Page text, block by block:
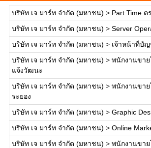
บริษัท เจ มาร์ท จำกัด (มหาชน) > Part Time ต
บริษัท เจ มาร์ท จำกัด (มหาชน) > Server
บริษัท เจ มาร์ท จำกัด (มหาชน) > เจ้าหน้าที่บั
บริษัท เจ มาร์ท จำกัด (มหาชน) > พนักงานขา
แจ้งวัฒนะ
บริษัท เจ มาร์ท จำกัด (มหาชน) > พนักงานขา
ระยอง
บริษัท เจ มาร์ท จำกัด (มหาชน) > Graphic
บริษัท เจ มาร์ท จำกัด (มหาชน) > Online
บริษัท เจ มาร์ท จำกัด (มหาชน) > พนักงานขา